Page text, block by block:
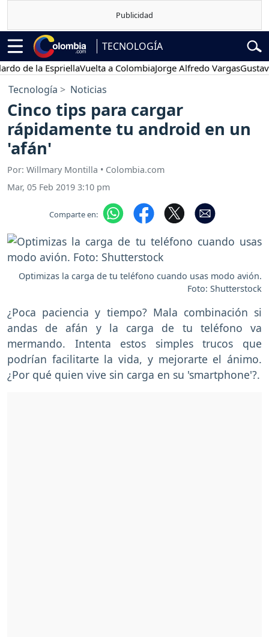
TECNOLOGÍA
la EspriellaVuelta a ColombiaJorge Alfredo VargasGustavo
Tecnología Noticias
Cinco tips para cargar
rápidamente tu android en un
'afán'
Por: Willmary Montilla • Colombia.com
Mar, 05 Feb 2019 3:10 pm
Comparte en:
Optimizas la carga de tu teléfono cuando usas modo avión.
Foto: Shutterstock
¿Poca paciencia y tiempo? Mala combinación si
andas de afán y la carga de tu teléfono va
mermando. Intenta estos simples trucos que
podrían facilitarte la vida, y mejorarte el ánimo.
¿Por qué quien vive sin carga en su 'smartphone'?.